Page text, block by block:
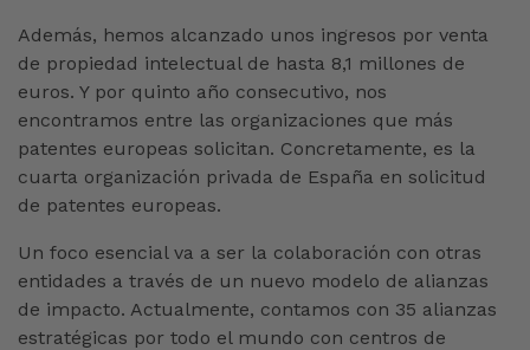
Además, hemos alcanzado unos ingresos por venta
de propiedad intelectual de hasta 8,1 millones de
euros. Y por quinto año consecutivo, nos
encontramos entre las organizaciones que más
patentes europeas solicitan. Concretamente, es la
cuarta organización privada de España en solicitud
de patentes europeas.
Un foco esencial va a ser la colaboración con otras
entidades a través de un nuevo modelo de alianzas
de impacto. Actualmente, contamos con 35 alianzas
estratégicas por todo el mundo con centros de